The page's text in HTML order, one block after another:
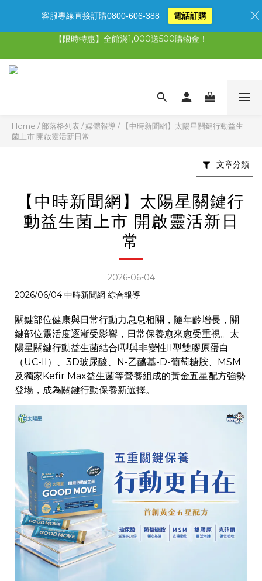
【限時特惠】全館滿1,000送500購物金！
Home /部落格列表 /媒體報導 /
【中時新聞網】太陽星關鍵行動益生
菌上市 開啟靈活新日常
文章分類
【中時新聞網】太陽星關鍵行
動益生菌上市 開啟靈活新日
常
2026-06-04
2026/06/04 中時新聞網 綜合報導
關鍵部位健康與日常行動力息息相關，隨年齡增長，關
鍵部位靈活度逐漸受影響，日常保養愈來愈受重視。太
陽星關鍵行動益生菌結合Ⅰ型與非變性II型雙膠原蛋白
（UC-II）、3D玻尿酸、N-乙醯基-D-葡萄糖胺、MSM
及獨家Kefir Max益生菌等營養組成的黃金五星配方強勢
登場，成為關鍵行動保養新選擇。
客服專線直接訂購0800-606-388 電話訂購